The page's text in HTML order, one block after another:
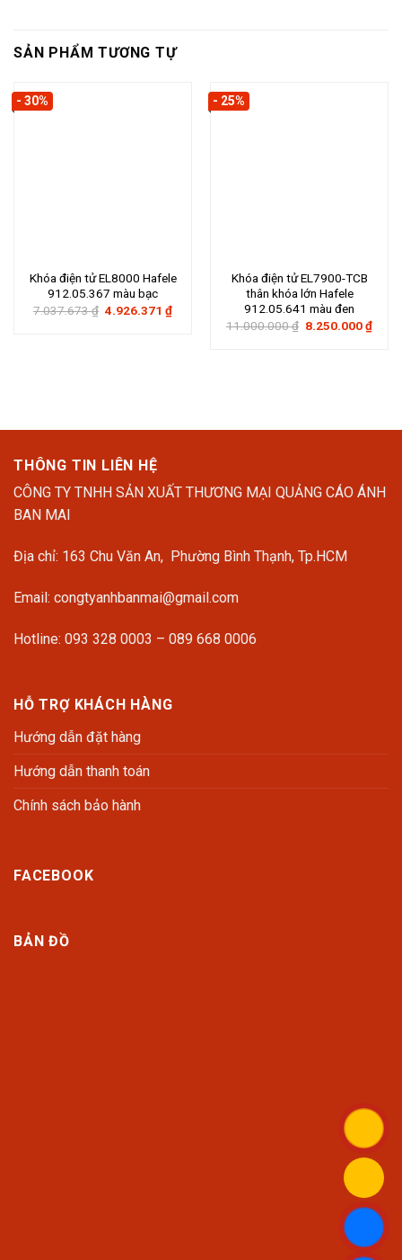
SẢN PHẨM TƯƠNG TỰ
- 30%
Khóa điện tử EL8000 Hafele
912.05.367 màu bạc
7.037.673₫ Giá
4.926.371₫Giá
- 25%
Khóa điện tử EL7900-TCB
thân khóa lớn Hafele
912.05.641 màu đen
11.000.000₫ Giá
8.250.000₫Giá
THÔNG TIN LIÊN HỆ
CÔNG TY TNHH SẢN XUẤT THƯƠNG MẠI QUẢNG CÁO ÁNH
BAN MAI
Địa chỉ: 163 Chu Văn An, Phường Bình Thạnh, Tp.HCM
Email: congtyanhbanmai@gmail.com
Hotline: 093 328 0003 – 089 668 0006
HỖ TRỢ KHÁCH HÀNG
Hướng dẫn đặt hàng
Hướng dẫn thanh toán
Chính sách bảo hành
FACEBOOK
BẢN ĐỒ